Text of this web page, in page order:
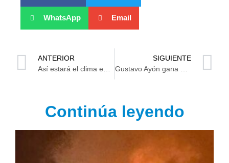
WhatsApp Email
ANTERIOR
SIGUIENTE
Continúa leyendo